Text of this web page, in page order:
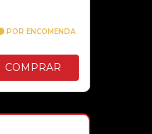
49,90€
POR ENCOMENDA
COMPRAR